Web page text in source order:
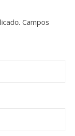
Campos